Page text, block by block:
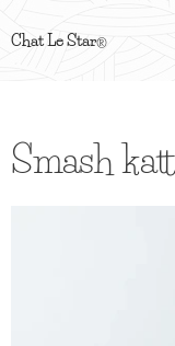
Chat Le Star®
Smash